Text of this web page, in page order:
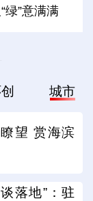
绿”意满满
城市
望 赏海滨
落地”：驻